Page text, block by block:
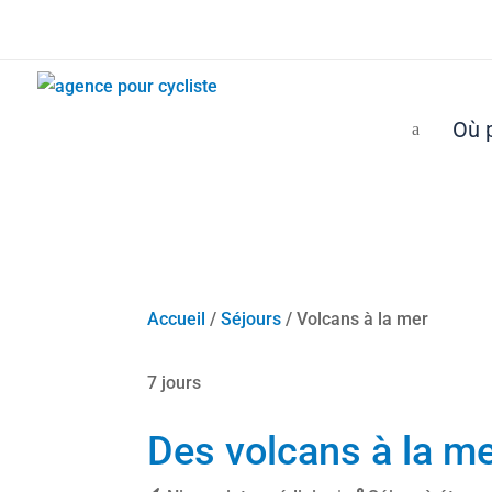
a Où
Accueil /Séjours / Volcans à la mer
7 jours
Des volcans à la